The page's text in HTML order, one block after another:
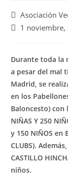
Asociación
1 noviembre,
Durante toda la
a pesar del mal
Madrid, se
en los
Baloncesto) con
NIÑAS Y 250
y 150 NIÑOS en
CLUBS).
CASTILLO
niños.